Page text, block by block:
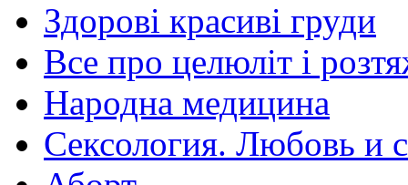
Здорові красиві груди
Все про целюліт і
Народна медицина
Сексология. Любовь и